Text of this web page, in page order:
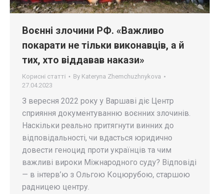
Воєнні злочини РФ. «Важливо
покарати не тільки виконавців, а й
тих, хто віддавав накази»
Корисні статті By Kateryna Zhemchuzhnykova
27.04.2023
З вересня 2022 року у Варшаві діє Центр
сприяння документуванню воєнних злочинів.
Наскільки реально притягнути винних до
відповідальності, чи вдасться юридично
довести геноцид проти українців та чим
важливі вироки Міжнародного суду? Відповіді
— в інтерв’ю з Ольгою Коцюрубою, старшою
радницею центру.